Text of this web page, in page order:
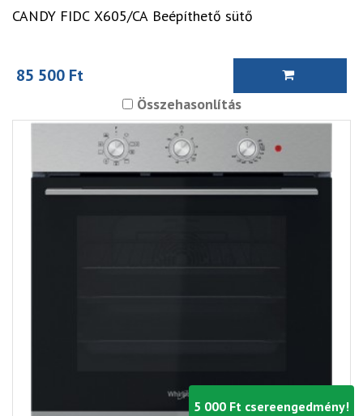
CANDY FIDC X605/CA Beépíthető sütő
85 500 Ft
Összehasonlítás
5 000 Ft csereengedmény!